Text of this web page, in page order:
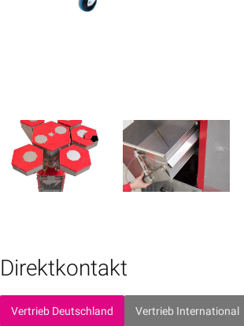
Direktkontakt
Vertrieb Deutschland Vertrieb International